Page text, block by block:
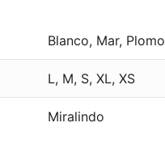
Blanco, Mar, Plomo
L, M, S, XL, XS
Miralindo